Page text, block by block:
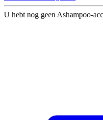
U hebt nog geen Ashampoo-